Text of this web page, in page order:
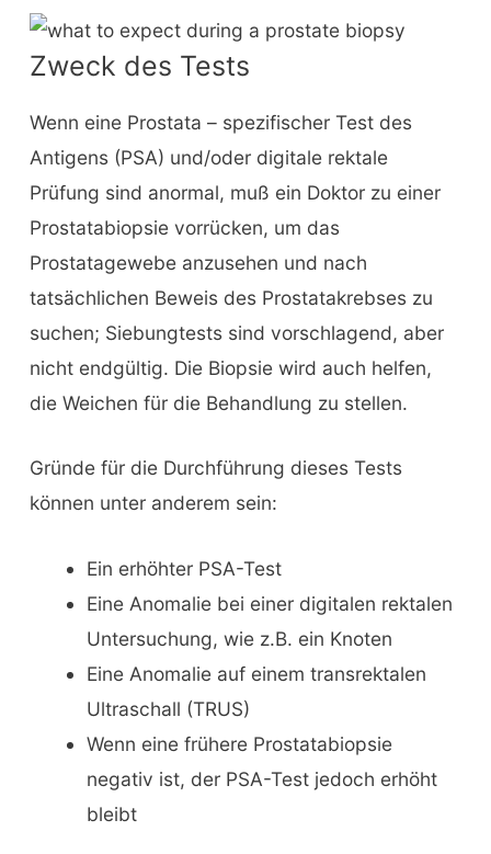
Zweck des Tests
Wenn eine Prostata – spezifischer Test des
Antigens (PSA) und/oder digitale rektale
Prüfung sind anormal, muß ein Doktor zu einer
Prostatabiopsie vorrücken, um das
Prostatagewebe anzusehen und nach
tatsächlichen Beweis des Prostatakrebses zu
suchen; Siebungtests sind vorschlagend, aber
nicht endgültig. Die Biopsie wird auch helfen,
die Weichen für die Behandlung zu stellen.
Gründe für die Durchführung dieses Tests
können unter anderem sein:
Ein erhöhter PSA-Test
Eine Anomalie bei einer digitalen rektalen
Untersuchung, wie z.B. ein Knoten
Eine Anomalie auf einem transrektalen
Ultraschall (TRUS)
Wenn eine frühere Prostatabiopsie
negativ ist, der PSA-Test jedoch erhöht
bleibt